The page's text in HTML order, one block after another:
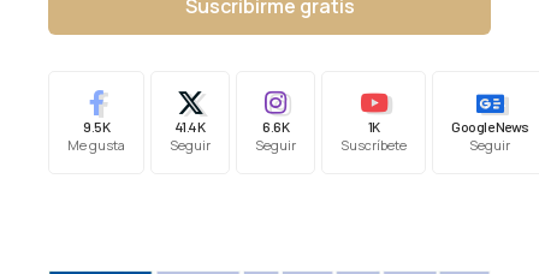
Suscribirme gratis
9.5K
Me gusta
41.4K
Seguir
6.6K
Seguir
1K
Suscríbete
Google News
Seguir